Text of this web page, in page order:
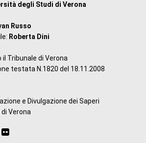
degli Studi di Verona
Russo
Roberta Dini
Tribunale di Verona
testata N.1820 del 18.11.2008
e Divulgazione dei Saperi
Verona